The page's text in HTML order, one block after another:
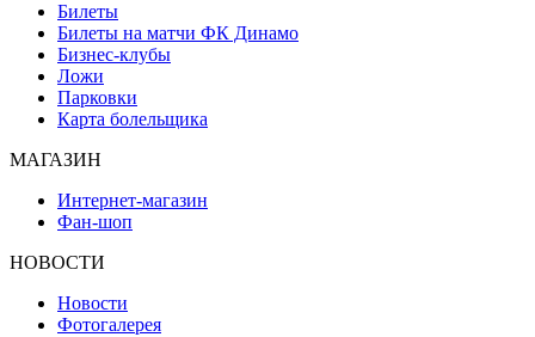
Билеты
Билеты на матчи ФК Динамо
Бизнес-клубы
Ложи
Парковки
Карта болельщика
МАГАЗИН
Интернет-магазин
Фан-шоп
НОВОСТИ
Новости
Фотогалерея